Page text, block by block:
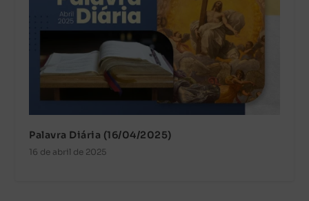
Palavra Diária (16/04/2025)
16 de abril de 2025